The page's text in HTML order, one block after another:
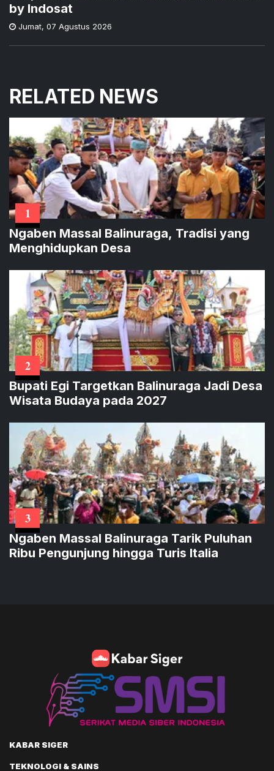
by Indosat
Jumat, 07 Agustus 2026
RELATED NEWS
1
Ngaben Massal Balinuraga, Tradisi yang
Menghidupkan Desa
2
Bupati Egi Targetkan Balinuraga Jadi Desa
Wisata Budaya pada 2027
3
Ngaben Massal Balinuraga Tarik Puluhan
Ribu Pengunjung hingga Turis Italia
KABAR SIGER
TEKNOLOGI & SAINS